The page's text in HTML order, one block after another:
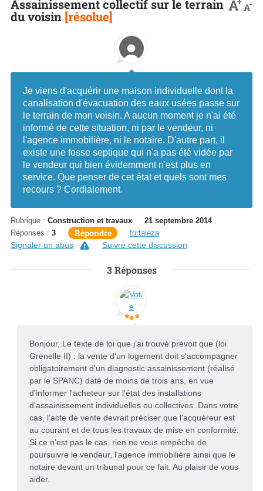
Assainissement collectif sur le terrain
du voisin [résolue]
A A-
Je viens d'acquérir une maison individuelle dont la
canalisation d'évacuation des eaux usées passe sur
le terrain de mon voisin. A aucun moment je n'ai été
informé de cette situation, ni par le vendeur, ni
l'agence immobilière, ni le notaire. D'autre part, il
existe une fosse septique qui n'a pas été vidée par
le vendeur qui bien évidemment n'est plus en
service. Que penser de cet état et quels sont mes
recours ? Cordialement.
Rubrique : Construction et travaux
21 septembre 2014
Réponses : 3 Répondre fortaleza
Signaler un abus Suivre cette discussion
3Réponses
Bonjour, Le texte de loi que j’ai trouvé prévoit que (loi
Grenelle II) : la vente d'un logement doit s'accompagner
obligatoirement d'un diagnostic assainissement (réalisé
par le SPANC) daté de moins de trois ans, en vue
d'informer l'acheteur sur l'état des installations
d'assainissement individuelles ou collectives. Dans votre
cas, l’acte de vente devrait préciser que l'acquéreur est
au courant et de tous les travaux de mise en conformité.
Si ce n’est pas le cas, rien ne vous empêche de
poursuivre le vendeur, l'agence immobilière ainsi que le
notaire devant un tribunal pour ce fait. Au plaisir de vous
aider.